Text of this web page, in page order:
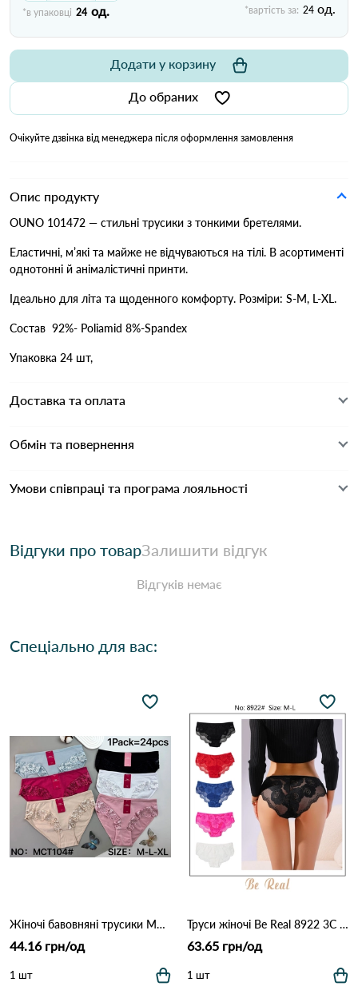
*в упаковці 24 од. *вартість за: 24 од.
До обраних
Додати у корзину
Очікуйте дзвінка від менеджера після оформлення замовлення
Опис продукту
OUNO 101472 — стильні трусики з тонкими бретелями.
Еластичні, м’які та майже не відчуваються на тілі. В асортименті
однотонні й анімалістичні принти.
Ідеально для літа та щоденного комфорту. Розміри: S-M, L-XL.
Состав 92%- Poliamid 8%-Spandex
Упаковка 24 шт,
Доставка та оплата
Обмін та повернення
Умови співпраці та програма лояльності
Відгуки про товарЗалишити відгук
Відгуків немає
Спеціально для вас:
Жіночі бавовняні трусики MCT104 (M–XL) 12B Різні кольори
44.16 грн/од
1 шт
Труси жіночі Be Real 8922 3C Різні кольори
63.65 грн/од
1 шт